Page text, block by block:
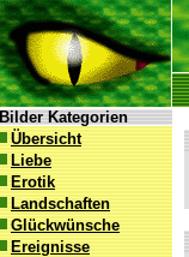
Bilder Kategorien
Übersicht
Liebe
Erotik
Landschaften
Glückwünsche
Ereignisse